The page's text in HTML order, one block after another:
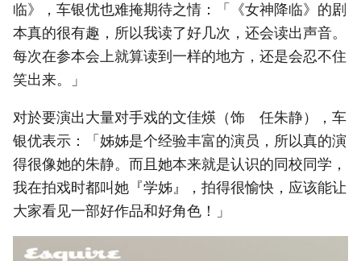
临》，车银优也难掩期待之情：「《女神降临》的剧
本真的很有趣，所以我读了好几次，还会读出声音。
每次在参本会上就算读到一样的地方，还是会忍不住
笑出来。」
对於要演出大量对手戏的文佳煐（饰 任朱静），车
银优表示：「姊姊是个经验丰富的演员，所以真的演
得很像她的朱静。而且她本来就是认识的同校同学，
我在拍戏时都叫她『学姊』，拍得很愉快，应该能让
大家看见一部好作品和好角色！」